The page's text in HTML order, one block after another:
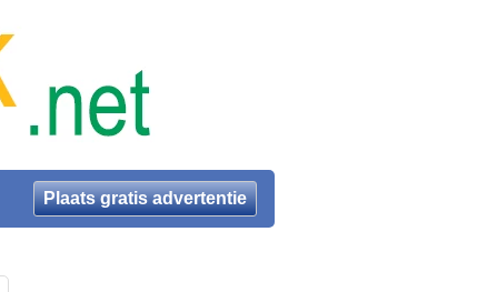
Plaats gratis advertentie